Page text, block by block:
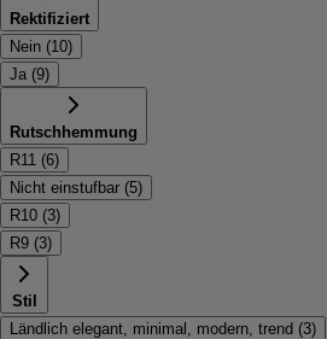
Rektifiziert
Nein (10)
Ja (9)
Rutschhemmung
R11 (6)
Nicht einstufbar (5)
R10 (3)
R9 (3)
Stil
Ländlich elegant, minimal, modern, trend (3)